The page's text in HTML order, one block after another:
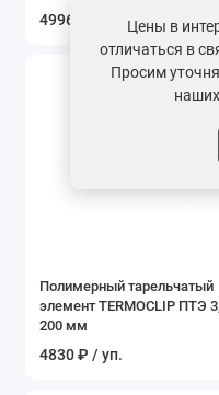
4996 ₽ / уп.
Полимерный тарельчатый
элемент TERMOCLIP ПТЭ 3,
200 мм
4830 ₽ / уп.
Цены в
отличаться в
Просим